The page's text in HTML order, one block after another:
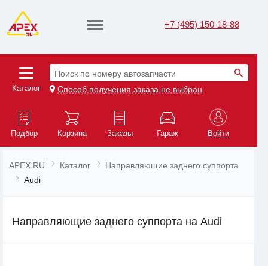
+7 (495) 150-18-88
Каталог
Поиск по номеру автозапчасти
Способ получения заказа не выбран
Подбор Корзина Заказы Гараж Войти
APEX.RU Каталог
Направляющие заднего суппорта
Audi
Направляющие заднего суппорта на Audi